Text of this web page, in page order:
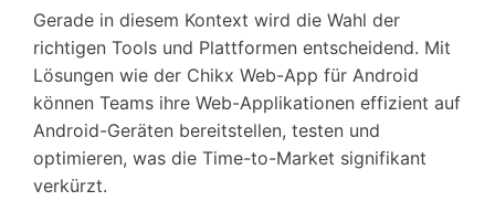
Gerade in diesem Kontext wird die Wahl der
richtigen Tools und Plattformen entscheidend. Mit
Lösungen wie der Chikx Web-App für Android
können Teams ihre Web-Applikationen effizient auf
Android-Geräten bereitstellen, testen und
optimieren, was die Time-to-Market signifikant
verkürzt.